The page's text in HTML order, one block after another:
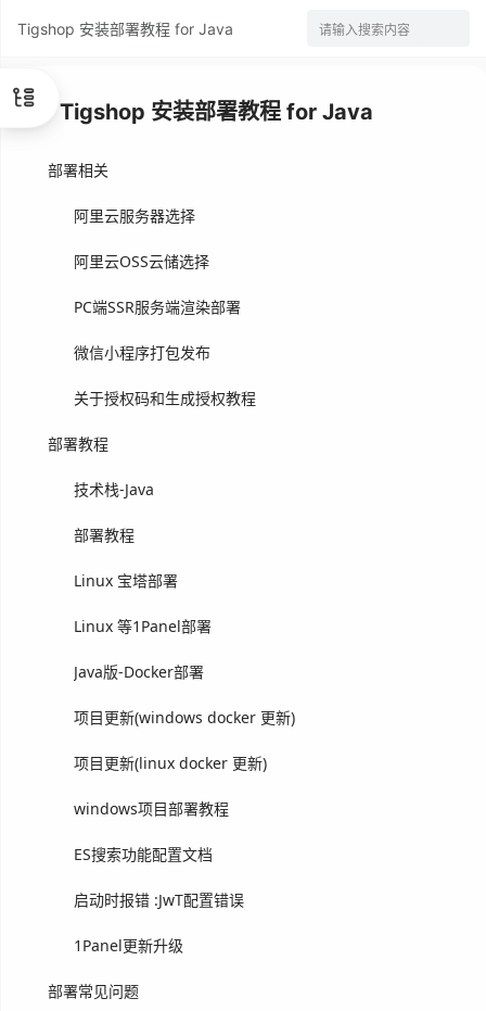
Tigshop 安装部署教程 for Java
部署相关
阿里云服务器选择
阿里云OSS云储选择
PC端SSR服务端渲染部署
微信小程序打包发布
关于授权码和生成授权教程
部署教程
技术栈-Java
部署教程
Linux 宝塔部署
Linux 等1Panel部署
Java版-Docker部署
项目更新(windows docker 更新)
项目更新(linux docker 更新)
windows项目部署教程
ES搜索功能配置文档
启动时报错 :JwT配置错误
1Panel更新升级
部署常见问题
Tigshop 安装部署教程 for Java 请输入搜索内容